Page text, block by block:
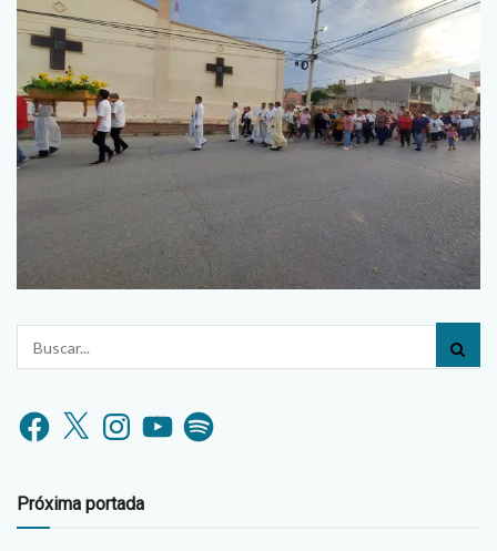
Facebook
X Instagram
YouTube
Spotify
Próxima portada